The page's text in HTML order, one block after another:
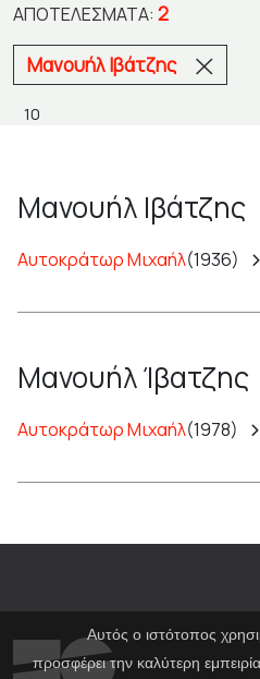
ΑΠΟΤΕΛΈΣΜΑΤΑ: 2
Μανουήλ Ιβάτζης
Μανουήλ Ιβάτζης
Αυτοκράτωρ Μιχαήλ(1936)
Μανουήλ Ίβατζης
Αυτοκράτωρ Μιχαήλ(1978)
Αυτός ο ιστότοπος
προσφέρει την καλύτερη